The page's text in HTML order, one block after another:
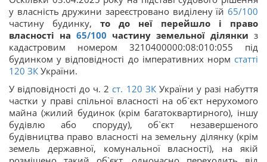
у власність дружини зареєстровано виділену їй 65/100
частину будинку, то до неї перейшло і право
власності на 65/100 частину земельної ділянки з
кадастровим номером 3210400000:08:010:055 під
будинком у відповідності до імперативних норм статті
120 ЗК України.
У відповідності до ч. 2ст. 120 ЗКУкраїни у разі набуття
частки у праві спільної власності на об`єкт нерухомого
майна (жилий будинок (крім багатоквартирного), іншу
будівлю або споруду), об`єкт незавершеного
будівництва право власності на земельну ділянку (крім
земель державної, комунальної власності), на якій